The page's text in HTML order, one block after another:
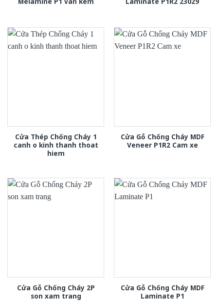
Cửa Thép Chống Cháy 1
canh o kinh thanh thoat
hiem
Cửa Gỗ Chống Cháy MDF
Veneer P1R2 Cam xe
Cửa Gỗ Chống Cháy 2P
son xam trang
Cửa Gỗ Chống Cháy MDF
Laminate P1